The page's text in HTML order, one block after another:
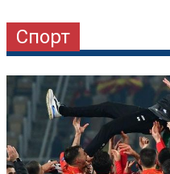
Спорт